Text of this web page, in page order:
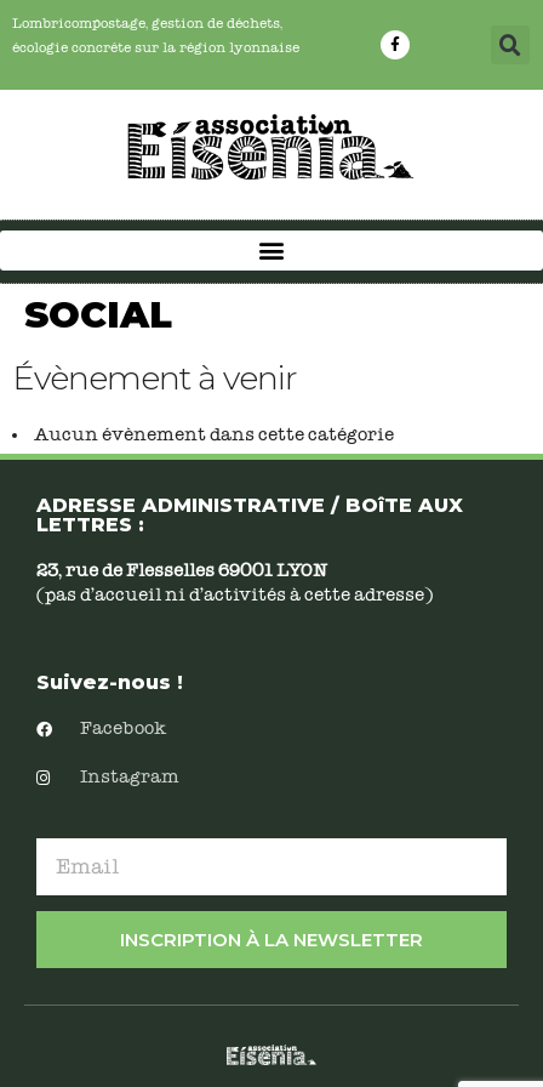
Lombricompostage, gestion de déchets,
écologie concrête sur la région lyonnaise
SOCIAL
Évènement à venir
Aucun évènement dans cette catégorie
ADRESSE ADMINISTRATIVE / BOîTE AUX
LETTRES :
23, rue de Flesselles 69001 LYON
(pas d’accueil ni d’activités à cette adresse)
Suivez-nous !
Facebook
Instagram
INSCRIPTION À LA NEWSLETTER